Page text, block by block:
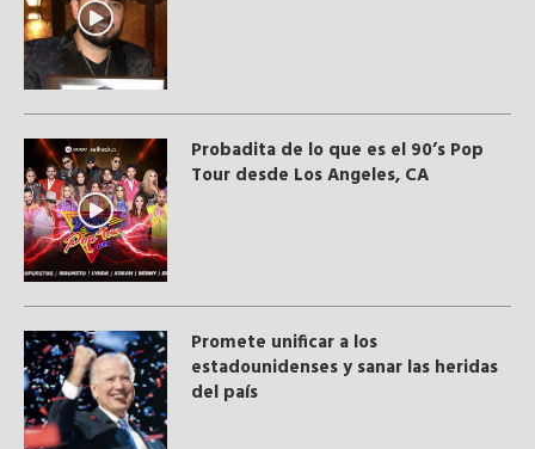
Probadita de lo que es el 90’s Pop
Tour desde Los Angeles, CA
Promete unificar a los
estadounidenses y sanar las heridas
del país